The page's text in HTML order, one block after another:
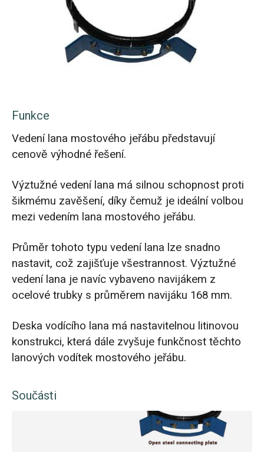
Funkce
Vedení lana mostového jeřábu představují
cenově výhodné řešení.
Výztužné vedení lana má silnou schopnost proti
šikmému zavěšení, díky čemuž je ideální volbou
mezi vedením lana mostového jeřábu.
Průměr tohoto typu vedení lana lze snadno
nastavit, což zajišťuje všestrannost. Výztužné
vedení lana je navíc vybaveno navijákem z
ocelové trubky s průměrem navijáku 168 mm.
Deska vodícího lana má nastavitelnou litinovou
konstrukci, která dále zvyšuje funkčnost těchto
lanových vodítek mostového jeřábu.
Součásti